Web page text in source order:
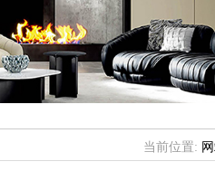
当前位置: